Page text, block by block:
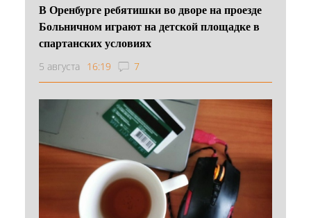
В Оренбурге ребятишки во дворе на проезде
Больничном играют на детской площадке в
спартанских условиях
5 августа 16:19 7